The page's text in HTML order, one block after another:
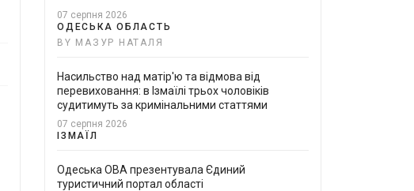
07 серпня 2026
ОДЕСЬКА ОБЛАСТЬ
BY МАЗУР НАТАЛЯ
Насильство над матір'ю та відмова від
перевиховання: в Ізмаїлі трьох чоловіків
судитимуть за кримінальними статтями
07 серпня 2026
ІЗМАЇЛ
Одеська ОВА презентувала Єдиний
туристичний портал області